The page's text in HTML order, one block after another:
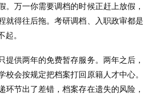
。万一你需要调档的时候正赶上放假，
就得往后拖。考研调档、入职政审都是
起。
提供两年的免费暂存服务。两年之后，
校会按规定把档案打回原籍人才中心。
环节出了差错，档案存在遗失的风险，